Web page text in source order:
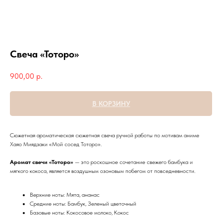
Свеча «Тоторо»
900,00 р.
В КОРЗИНУ
Сюжетная ароматическая сюжетная свеча ручной работы по мотивам аниме
Хаяо Миядзаки «Мой сосед Тоторо».
Аромат свечи «Тоторо» — это роскошное сочетание свежего бамбука и
мягкого кокоса, является воздушным озоновым побегом от повседневности.
Верхние ноты: Мята, ананас
Средние ноты: Бамбук, Зеленый цветочный
Базовые ноты: Кокосовое молоко, Кокос